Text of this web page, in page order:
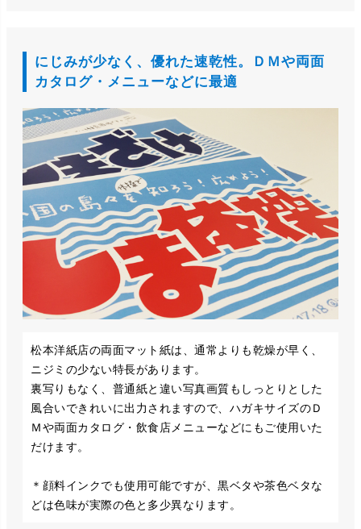
にじみが少なく、優れた速乾性。ＤＭや両面
カタログ・メニューなどに最適
松本洋紙店の両面マット紙は、通常よりも乾燥が早く、
ニジミの少ない特長があります。
裏写りもなく、普通紙と違い写真画質もしっとりとした
風合いできれいに出力されますので、ハガキサイズのＤ
Ｍや両面カタログ・飲食店メニューなどにもご使用いた
だけます。
＊顔料インクでも使用可能ですが、黒ベタや茶色ベタな
どは色味が実際の色と多少異なります。